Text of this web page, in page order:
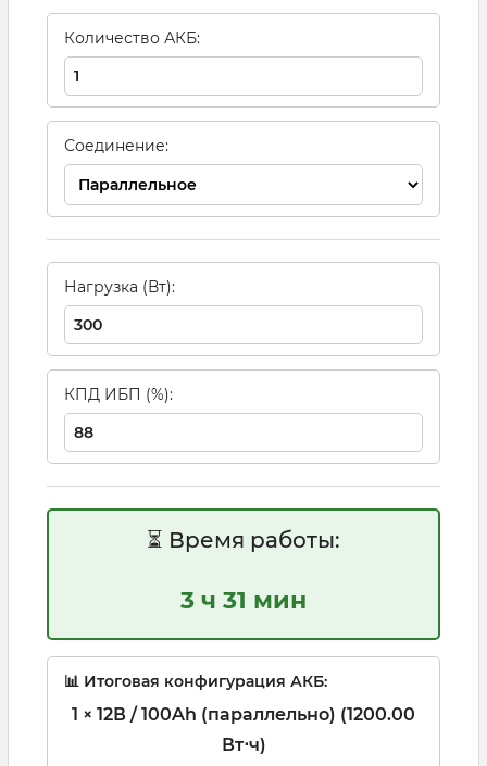
Количество АКБ:
Соединение:
Нагрузка (Вт):
КПД ИБП (%):
⏳ Время работы:
3 ч 31 мин
📊 Итоговая конфигурация АКБ:
1 × 12В / 100Ah (параллельно) (1200.00
Вт⋅ч)